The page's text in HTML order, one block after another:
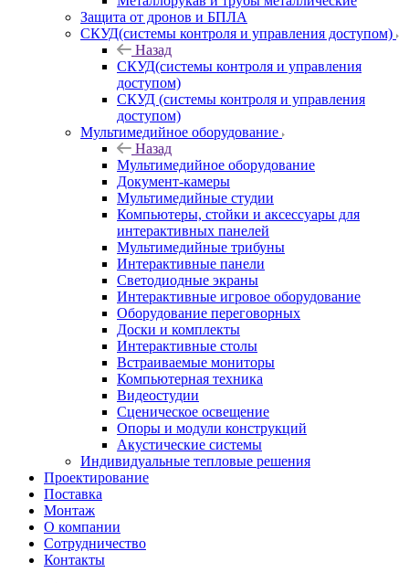
Защита от дронов и БПЛА
СКУД(системы контроля и управления доступом)
Назад
СКУД(системы контроля и управления
доступом)
СКУД (системы контроля и управления
доступом)
Мультимедийное оборудование
Назад
Мультимедийное оборудование
Документ-камеры
Мультимедийные студии
Компьютеры, стойки и аксессуары для
интерактивных панелей
Мультимедийные трибуны
Интерактивные панели
Светодиодные экраны
Интерактивные игровое оборудование
Оборудование переговорных
Доски и комплекты
Интерактивные столы
Встраиваемые мониторы
Компьютерная техника
Видеостудии
Cценическое освещение
Опоры и модули конструкций
Акустические системы
Индивидуальные тепловые решения
Проектирование
Поставка
Монтаж
О компании
Сотрудничество
Контакты